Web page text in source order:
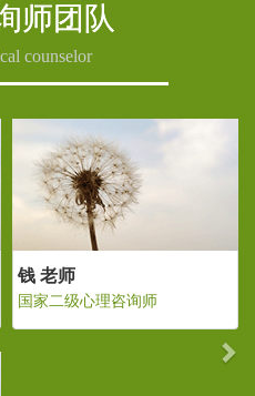
师团队
counselor
赵 老师
席心理咨询师